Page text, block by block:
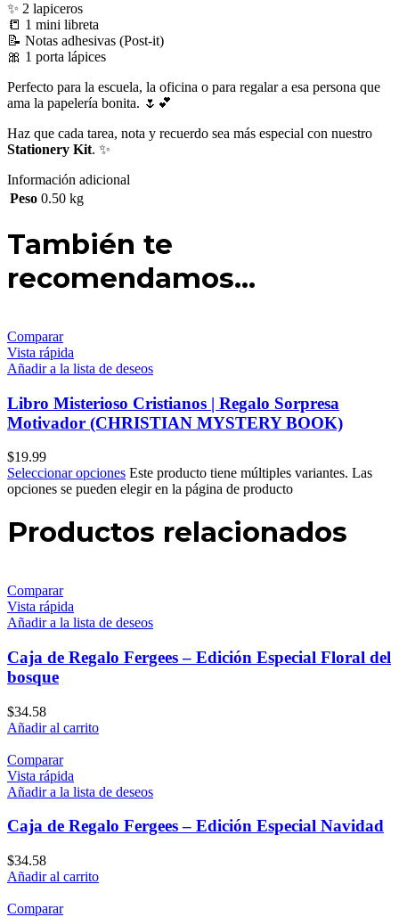
✨ 2 lapiceros
📒 1 mini libreta
📝 Notas adhesivas (Post-it)
🎀 1 porta lápices
Perfecto para la escuela, la oficina o para regalar a esa persona que
ama la papelería bonita. 🌷💕
Haz que cada tarea, nota y recuerdo sea más especial con nuestro
Stationery Kit. ✨
Información adicional
Peso 0.50 kg
También te
recomendamos…
Comparar
Vista rápida
Añadir a la lista de deseos
Libro Misterioso Cristianos | Regalo Sorpresa
Motivador (CHRISTIAN MYSTERY BOOK)
$19.99
Seleccionar opciones Este producto tiene múltiples variantes. Las
opciones se pueden elegir en la página de producto
Productos relacionados
Comparar
Vista rápida
Añadir a la lista de deseos
Caja de Regalo Fergees – Edición Especial Floral del
bosque
$34.58
Añadir al carrito
Comparar
Vista rápida
Añadir a la lista de deseos
Caja de Regalo Fergees – Edición Especial Navidad
$34.58
Añadir al carrito
Comparar